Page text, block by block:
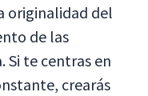
originalidad del
de las
Si te centras en
crearás